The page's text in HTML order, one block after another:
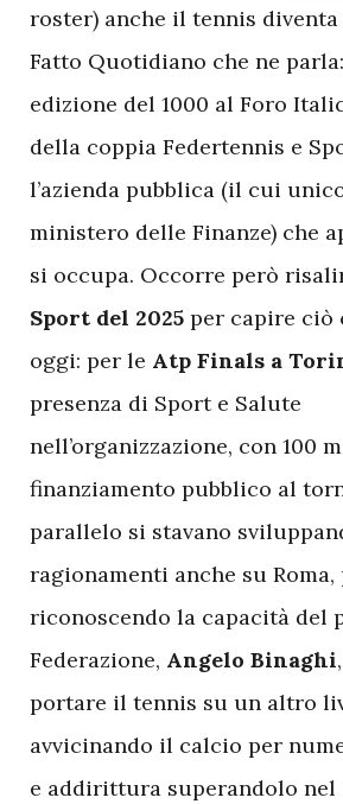
roster) anche il tennis diventa
Fatto Quotidiano che ne
edizione del 1000 al Foro
della coppia Federtennis e
l’azienda pubblica (il cui
ministero delle Finanze) che
si occupa. Occorre però
Sport del 2025 per capire ciò
oggi: per le Atp Finals a
presenza di Sport e Salute
nell’organizzazione, con 100
finanziamento pubblico al
parallelo si stavano
ragionamenti anche su Roma,
riconoscendo la capacità del
Federazione, Angelo Binaghi
portare il tennis su un altro
avvicinando il calcio per
e addirittura superandolo nel